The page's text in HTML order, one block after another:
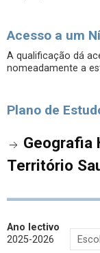
Acesso a um
A qualificação dá
nomeadamente a
Plano de
Geografia
Território
Ano lectivo
2025-2026